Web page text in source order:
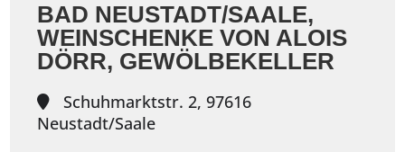
BAD NEUSTADT/SAALE,
WEINSCHENKE VON ALOIS
DÖRR, GEWÖLBEKELLER
Schuhmarktstr. 2, 97616
Neustadt/Saale